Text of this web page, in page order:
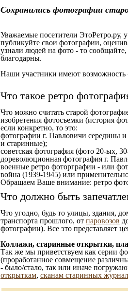
Сохранились фотографии
Уважаемые посетители ЭтоРетро.ру,
публикуйте свои фотографии,
узнали людей на фото - то
благодарны.
Наши участники имеют возможность
Что такое ретро
Что можно считать старой
изобретения фотосъемки (история
если конкретно, то это:
фотографии г. Павловичи середины
и старинные);
советская фотография (фото 20-ых,
дореволюционная фотография г.
военные ретро фоторграфии - или
война (1939-1945) или
Обращаем Ваше внимание: ретро
Что должно быть
Что угодно, будь то улицы, здания,
транспорта прошлого, от паровозов
фотографии). Все это представляет
Коллажи, старинные открытки,
Так же мы приветствуем как серии
(проработанное совмещение
- было/стало, так или иначе
открыткам, сканам старинных